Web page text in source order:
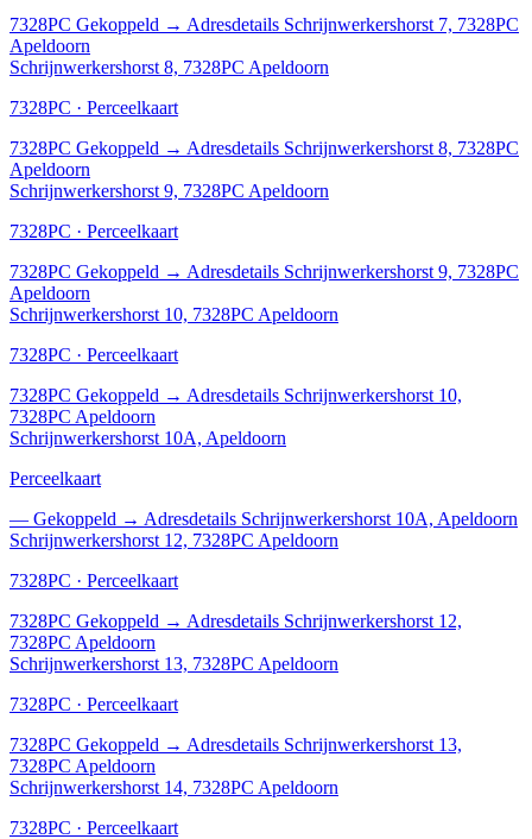
7328PC Gekoppeld → Adresdetails Schrijnwerkershorst 7, 7328PC
Apeldoorn
Schrijnwerkershorst 8, 7328PC Apeldoorn
7328PC · Perceelkaart
7328PC Gekoppeld → Adresdetails Schrijnwerkershorst 8, 7328PC
Apeldoorn
Schrijnwerkershorst 9, 7328PC Apeldoorn
7328PC · Perceelkaart
7328PC Gekoppeld → Adresdetails Schrijnwerkershorst 9, 7328PC
Apeldoorn
Schrijnwerkershorst 10, 7328PC Apeldoorn
7328PC · Perceelkaart
7328PC Gekoppeld → Adresdetails Schrijnwerkershorst 10,
7328PC Apeldoorn
Schrijnwerkershorst 10A, Apeldoorn
Perceelkaart
— Gekoppeld → Adresdetails Schrijnwerkershorst 10A, Apeldoorn
Schrijnwerkershorst 12, 7328PC Apeldoorn
7328PC · Perceelkaart
7328PC Gekoppeld → Adresdetails Schrijnwerkershorst 12,
7328PC Apeldoorn
Schrijnwerkershorst 13, 7328PC Apeldoorn
7328PC · Perceelkaart
7328PC Gekoppeld → Adresdetails Schrijnwerkershorst 13,
7328PC Apeldoorn
Schrijnwerkershorst 14, 7328PC Apeldoorn
7328PC · Perceelkaart